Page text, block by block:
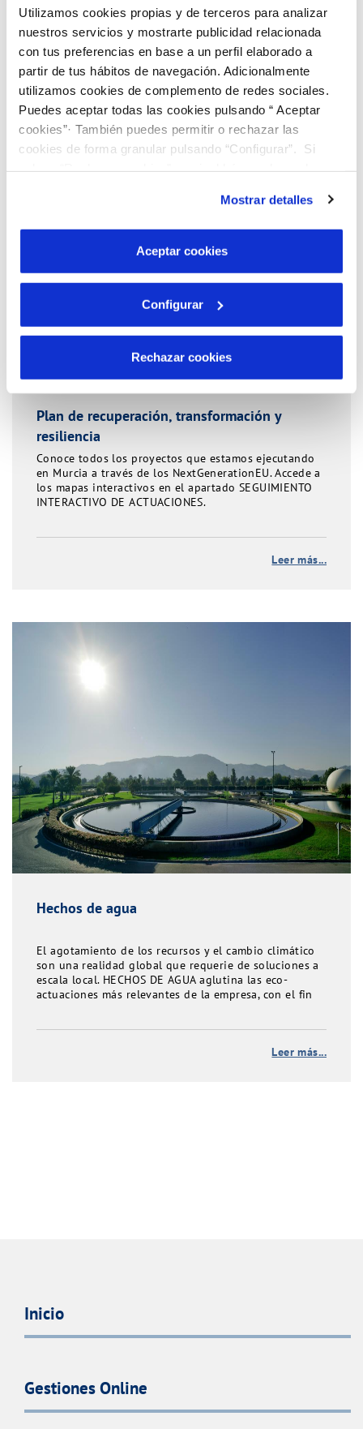
Utilizamos cookies propias y de terceros para analizar
nuestros servicios y mostrarte publicidad relacionada
con tus preferencias en base a un perfil elaborado a
partir de tus hábitos de navegación. Adicionalmente
utilizamos cookies de complemento de redes sociales.
Puedes aceptar todas las cookies pulsando “ Aceptar
cookies”· También puedes permitir o rechazar las
cookies de forma granular pulsando “Configurar”. Si
son indispensables para que el sitio web funcione y que
por tanto no se pueden desactivar. Puedes consultar
más información en nuestraPolítica de Cookies
Mostrar detalles
Aceptar cookies
Configurar
Rechazar cookies
personas con discapacidades, reducimos la brecha
digital y optamos por fraccionamiento de pago si es
necesario
Leer más...
Plan de recuperación, transformación y
resiliencia
Conoce todos los proyectos que estamos ejecutando
en Murcia a través de los NextGenerationEU. Accede a
los mapas interactivos en el apartado SEGUIMIENTO
INTERACTIVO DE ACTUACIONES.
Leer más...
Hechos de agua
El agotamiento de los recursos y el cambio climático
son una realidad global que requerie de soluciones a
escala local. HECHOS DE AGUA aglutina las eco-
actuaciones más relevantes de la empresa, con el fin
Leer más...
Inicio
Gestiones Online